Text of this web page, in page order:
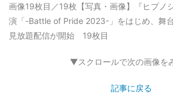
画像19枚目／19枚 【写真・画像】『ヒプノ
演「-Battle of Pride 2023-」をはじめ、舞
見放題配信が開始 19枚目
▼スクロールで次の画像を
記事に戻る